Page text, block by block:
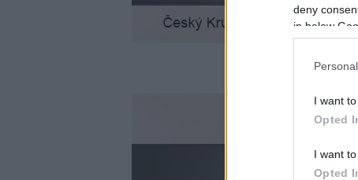
deny
in below
I want
Opted
I want
Opted